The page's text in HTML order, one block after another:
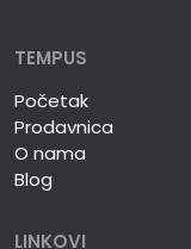
TEMPUS
Početak
Prodavnica
O nama
Blog
LINKOVI